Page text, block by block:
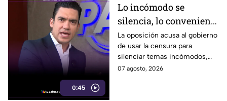
0:45
Lo incómodo se
silencia, lo conveniente
se exhibe: oposición
acusa al gobierno
La oposición acusa al gobierno
de usar la censura para
silenciar temas incómodos,
mientras da reflectores a
07 agosto, 2026